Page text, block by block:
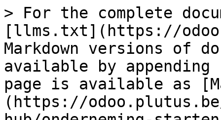
> For the complete
[llms.txt](https://
Markdown versions of
available by
page is available as
(https://